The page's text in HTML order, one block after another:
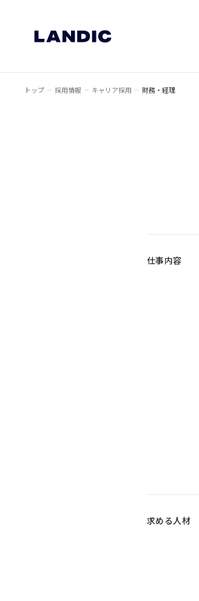
トップ 採用情報 キャリア採用 財務・経理
仕事内容
求める人材